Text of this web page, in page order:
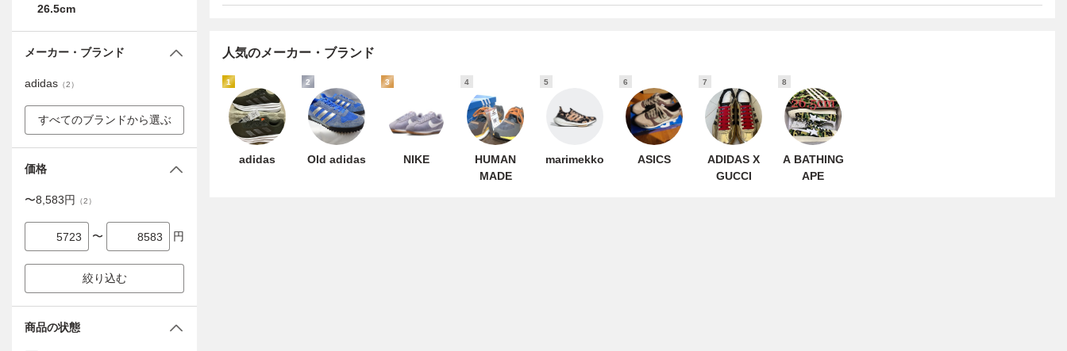
人気のメーカー・ブランド
1
adidas
2
Old adidas
3
NIKE
4
HUMAN
MADE
5
marimekko
6
ASICS
7
ADIDAS X
GUCCI
8
A BATHING
APE
26.5cm
メーカー・ブランド
adidas （2）
すべてのブランドから選ぶ
価格
〜8,583円 （2）
〜 円
絞り込む
商品の状態